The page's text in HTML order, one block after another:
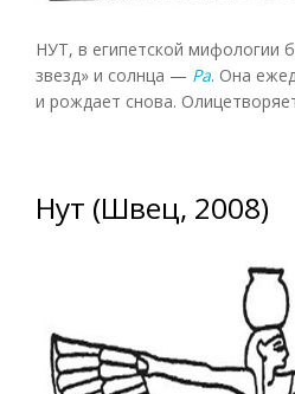
НУТ, в египетской мифологии
звезд» и солнца — Ра. Она
и рождает снова.
Нут (Швец, 2008)